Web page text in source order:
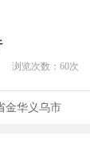
浏览次数： 60次
金华义乌市